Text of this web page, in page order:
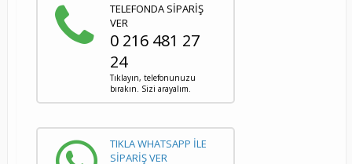
TELEFONDA SİPARİŞ
VER
0 216 481 27
24
Tıklayın, telefonunuzu
bırakın. Sizi arayalım.
TIKLA WHATSAPP İLE
SİPARİŞ VER